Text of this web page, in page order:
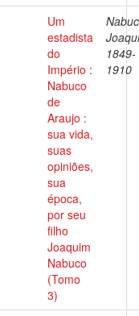
Um
estadista
do
Império :
Nabuco
de
Araujo :
sua vida,
suas
opiniões,
sua
época,
por seu
filho
Joaquim
Nabuco
(Tomo
3)
1849-
1910